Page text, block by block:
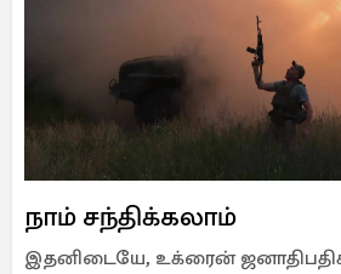
நாம் சந்திக்கலாம்
இதனிடையே, உக்ரைன்